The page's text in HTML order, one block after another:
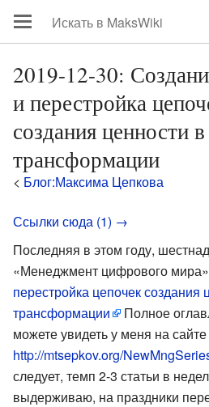
2019-12-30:
и перестройка
создания ценности
трансформации
< Блог:Максима Цепкова
Ссылки сюда (1) →
Последняя в этом году,
«Менеджмент цифрового мира»
перестройка цепочек создания
трансформации
Полное
можете увидеть у меня на сайте
http://mtsepkov.org/
следует, темп 2-3 статьи в
выдерживаю, на праздники